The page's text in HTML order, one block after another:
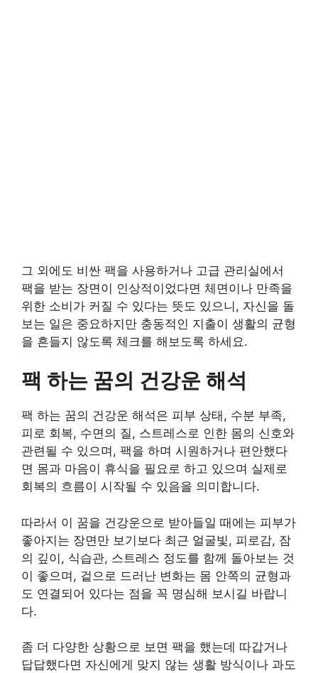
그 외에도 비싼 팩을 사용하거나 고급 관리실에서
팩을 받는 장면이 인상적이었다면 체면이나 만족을
위한 소비가 커질 수 있다는 뜻도 있으니, 자신을 돌
보는 일은 중요하지만 충동적인 지출이 생활의 균형
을 흔들지 않도록 체크를 해보도록 하세요.
팩 하는 꿈의 건강운 해석
팩 하는 꿈의 건강운 해석은 피부 상태, 수분 부족,
피로 회복, 수면의 질, 스트레스로 인한 몸의 신호와
관련될 수 있으며, 팩을 하며 시원하거나 편안했다
면 몸과 마음이 휴식을 필요로 하고 있으며 실제로
회복의 흐름이 시작될 수 있음을 의미합니다.
따라서 이 꿈을 건강운으로 받아들일 때에는 피부가
좋아지는 장면만 보기보다 최근 얼굴빛, 피로감, 잠
의 깊이, 식습관, 스트레스 정도를 함께 돌아보는 것
이 좋으며, 겉으로 드러난 변화는 몸 안쪽의 균형과
도 연결되어 있다는 점을 꼭 명심해 보시길 바랍니
다.
좀 더 다양한 상황으로 보면 팩을 했는데 따갑거나
답답했다면 자신에게 맞지 않는 생활 방식이나 과도